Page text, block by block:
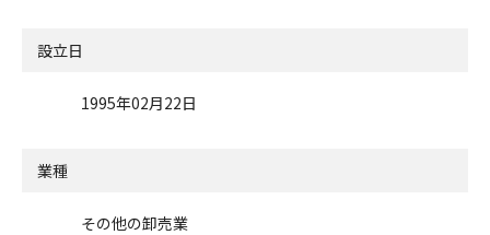
設立日
1995年02月22日
業種
その他の卸売業